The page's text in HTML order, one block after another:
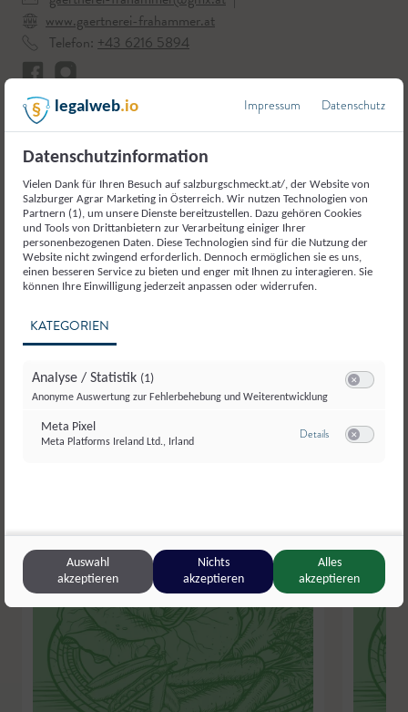
www.gaertnerei-frahammer.at
Telefon: +43 6216 5894
Hier geht`s zu unserem Betrieb
Weitere Produkte aus der
Gemüse und Gemüseerzeugnisse
legalweb.io Impressum Datenschutz
Datenschutzinformation
Vielen Dank für Ihren Besuch auf salzburgschmeckt.at/, der Website von
Salzburger Agrar Marketing in Österreich. Wir nutzen Technologien von
Partnern (1), um unsere Dienste bereitzustellen. Dazu gehören Cookies
und Tools von Drittanbietern zur Verarbeitung einiger Ihrer
personenbezogenen Daten. Diese Technologien sind für die Nutzung der
Website nicht zwingend erforderlich. Dennoch ermöglichen sie es uns,
einen besseren Service zu bieten und enger mit Ihnen zu interagieren. Sie
können Ihre Einwilligung jederzeit anpassen oder widerrufen.
KATEGORIEN
Analyse / Statistik (1)
Anonyme Auswertung zur Fehlerbehebung und Weiterentwicklung
Meta Pixel
Meta Platforms Ireland Ltd., Irland
Detailszu Meta Pixel
Auswahl
akzeptieren
Nichts
akzeptieren
Alles
akzeptieren